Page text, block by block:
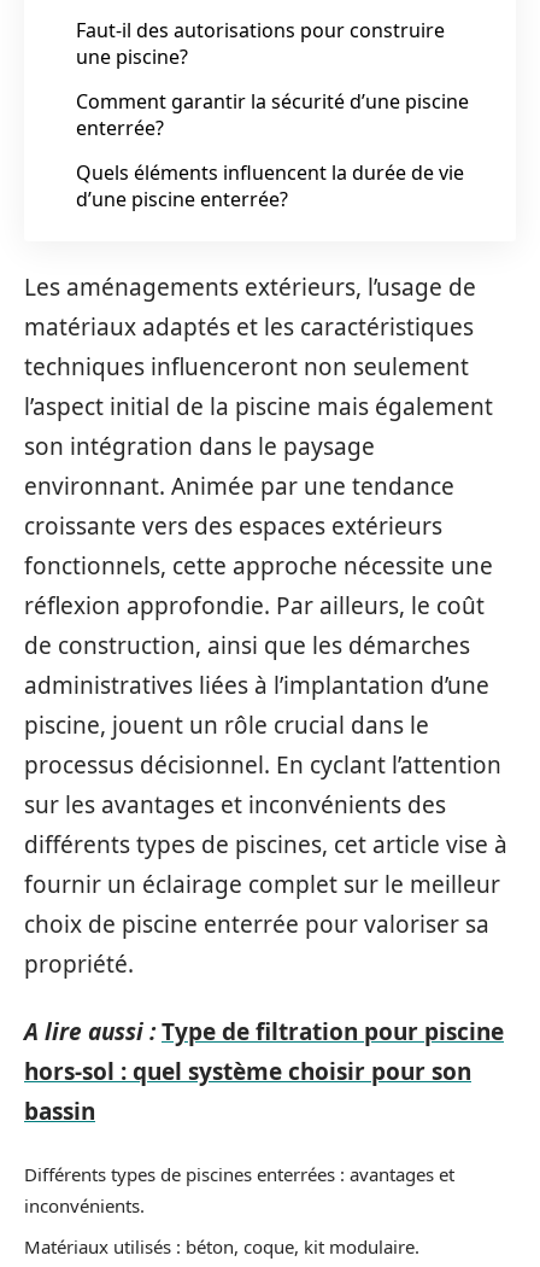
Faut-il des autorisations pour construire
une piscine?
Comment garantir la sécurité d’une piscine
enterrée?
Quels éléments influencent la durée de vie
d’une piscine enterrée?
Les aménagements extérieurs, l’usage de
matériaux adaptés et les caractéristiques
techniques influenceront non seulement
l’aspect initial de la piscine mais également
son intégration dans le paysage
environnant. Animée par une tendance
croissante vers des espaces extérieurs
fonctionnels, cette approche nécessite une
réflexion approfondie. Par ailleurs, le coût
de construction, ainsi que les démarches
administratives liées à l’implantation d’une
piscine, jouent un rôle crucial dans le
processus décisionnel. En cyclant l’attention
sur les avantages et inconvénients des
différents types de piscines, cet article vise à
fournir un éclairage complet sur le meilleur
choix de piscine enterrée pour valoriser sa
propriété.
A lire aussi :Type de filtration pour piscine
hors-sol : quel système choisir pour son
bassin
Différents types de piscines enterrées : avantages et
inconvénients.
Matériaux utilisés : béton, coque, kit modulaire.